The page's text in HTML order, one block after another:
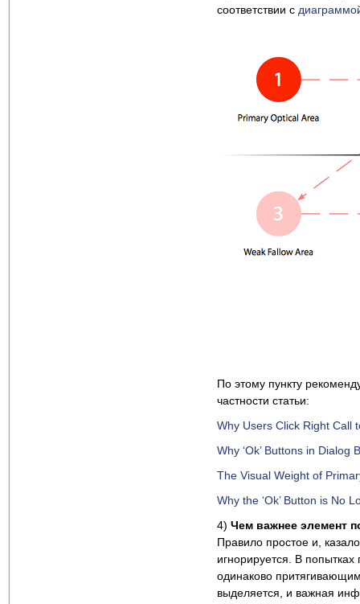
соответствии с
По этому пункту
частности статьи:
Why Users Click Right Call
Why ‘Ok’ Buttons in
The Visual Weight of
Why the ‘Ok’ Button is No
4) Чем важнее элемент
Правило простое и,
игнорируется. В
одинаково
выделяется, и важная